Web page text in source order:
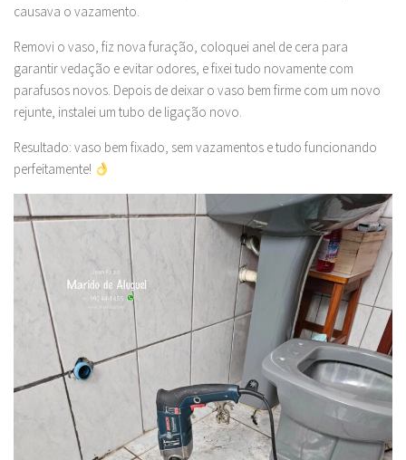
causava o vazamento.
Removi o vaso, fiz nova furação, coloquei anel de cera para
garantir vedação e evitar odores, e fixei tudo novamente com
parafusos novos. Depois de deixar o vaso bem firme com um novo
rejunte, instalei um tubo de ligação novo.
Resultado: vaso bem fixado, sem vazamentos e tudo funcionando
perfeitamente!